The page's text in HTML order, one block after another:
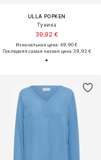
ULLA POPKEN
Туника
39,92 €
Изначальная цена: 49,90 €
Последняя самая низкая цена:39,92 €